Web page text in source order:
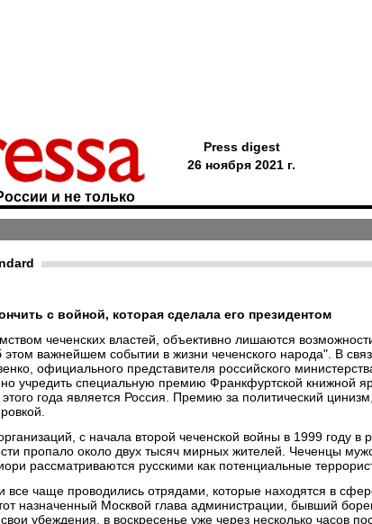
и не только
Press digest
26 ноября 2021 г.
с войной, которая сделала его президентом
чеченских властей, объективно лишаются
важнейшем событии в жизни чеченского народа". В
официального представителя российского
учредить специальную премию Франкфуртской книжной
года является Россия. Премию за политический
с начала второй чеченской войны в 1999 году в
пропало около двух тысяч мирных жителей. Чеченцы
рассматриваются русскими как потенциальные
все чаще проводились отрядами, которые находятся в
назначенный Москвой глава администрации, бывший
убеждения, в воскресенье уже через несколько часов